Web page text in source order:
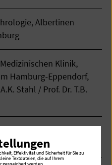
Albertinen
Klinik,
Hamburg-Eppendorf,
Stahl / Prof. Dr. T.B.
Effektivität und Sicherheit für Sie zu
Textdateien, die auf Ihrem
gespeichert werden.